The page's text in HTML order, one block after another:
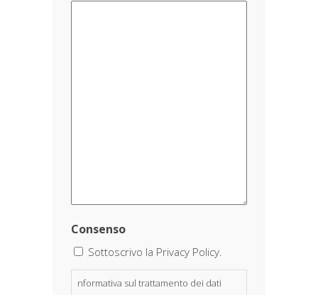
Consenso
Sottoscrivo la Privacy Policy.
nformativa sul trattamento dei dati